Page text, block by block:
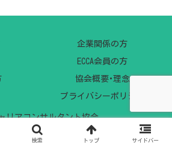
企業関係の方
ECCA会員の方
協会概要･理念
プライバシーポリシー
リアコンサルタント協会.
検索 トップ サイドバー